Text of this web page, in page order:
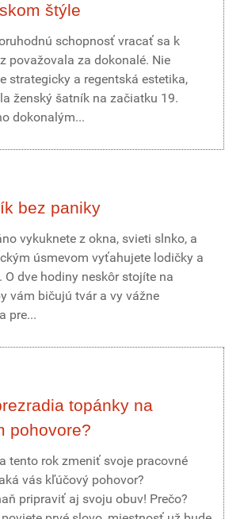
štýle
schopnosť vracať sa k
považovala za dokonalé. Nie
strategicky a regentská estetika,
ženský šatník na začiatku 19.
dokonalým...
bez paniky
vykuknete z okna, svieti slnko, a
úsmevom vyťahujete lodičky a
O dve hodiny neskôr stojíte na
vám bičujú tvár a vy vážne
pre...
topánky na
pohovore?
tento rok zmeniť svoje pracovné
vás kľúčový pohovor?
pripraviť aj svoju obuv! Prečo?